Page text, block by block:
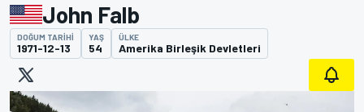
John Falb
DOĞUM TARIHI
1971-12-13
YAŞ
54
ÜLKE
Amerika Birleşik Devletleri